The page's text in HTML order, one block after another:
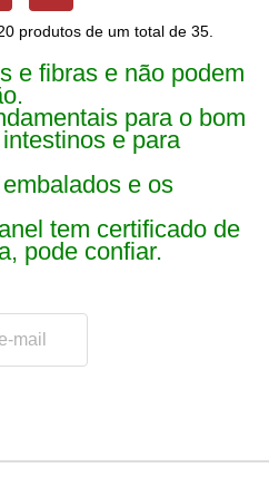
produtos de um total de 35.
e fibras e não podem
para o bom
e para
e os
tem certificado de
pode confiar.